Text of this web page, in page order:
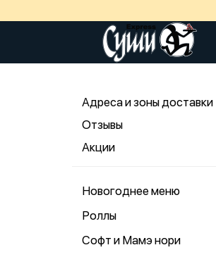
Адреса и зоны доставки
Отзывы
Акции
Новогоднее меню
Роллы
Софт и Мамэ нори